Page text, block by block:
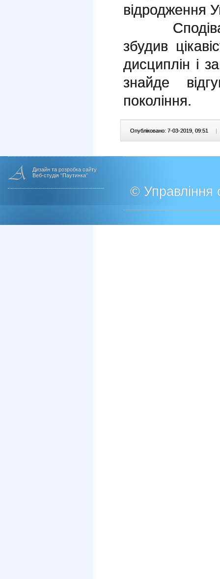
відродження
збудив
дисциплін і
знайде
покоління.
Опубліковано: 7-03-2019, 09:51 |
Дизайн та розробка сайту
Веб-студія "Паутинка"
© Управління